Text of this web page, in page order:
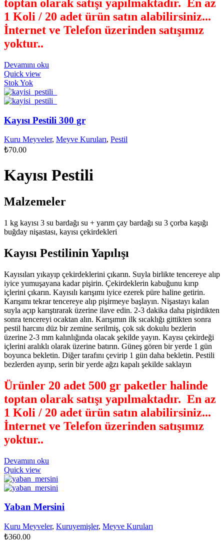
toptan olarak satışı yapılmaktadır. En az
1 Koli / 20 adet ürün satın alabilirsiniz...
İnternet ve Telefon üzerinden satışımız
yoktur..
Devamını oku
Quick view
Stok Yok
Kayısı Pestili 300 gr
Kuru Meyveler, Meyve Kuruları, Pestil
₺70.00
Kayısı Pestili
Malzemeler
1 kg kayısı 3 su bardağı su + yarım çay bardağı su 3 çorba kaşığı
buğday nişastası, kayısı çekirdekleri
Kayısı Pestilinin Yapılışı
Kayısıları yıkayıp çekirdeklerini çıkarın. Suyla birlikte tencereye alıp
iyice yumuşayana kadar pişirin. Çekirdeklerin kabuğunu kırıp
içlerini çıkarın. Kayısılı karışımı iyice ezerek püre haline getirin.
Karışımı tekrar tencereye alıp pişirmeye başlayın. Nişastayı kalan
suyla açıp karıştırarak üzerine ilave edin. 2-3 dakika daha pişirdikten
sonra tencereyi ocaktan alın. Karışımın ilk sıcaklığı gittikten sonra
pestil harcını düz bir zemine serilmiş, çok sık dokulu bezlerin
üzerine 2-3 mm kalınlığında olacak şekilde yayın. Kayısı çekirdeği
içlerini aralıklı olarak üzerine batırın. Güneş gören bir yerde 1 gün
boyunca bekletin. Diğer tarafını çevirip 1 gün daha bekletin. Pestili
bezlerden ayırıp, serin bir yerde ağzı kapalı şekilde saklayın
Ürünler 20 adet 500 gr paketler halinde
toptan olarak satışı yapılmaktadır. En az
1 Koli / 20 adet ürün satın alabilirsiniz...
İnternet ve Telefon üzerinden satışımız
yoktur..
Devamını oku
Quick view
Yaban Mersini
Kuru Meyveler, Kuruyemişler, Meyve Kuruları
₺360.00